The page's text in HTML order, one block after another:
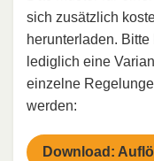
sich zusätzlich
herunterladen.
lediglich eine
einzelne
werden:
Download: